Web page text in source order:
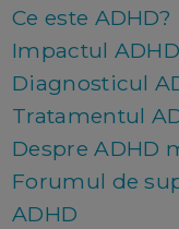
Ce este ADHD?
Impactul
Diagnosticul
Tratamentul
Despre ADHD
Forumul de
ADHD